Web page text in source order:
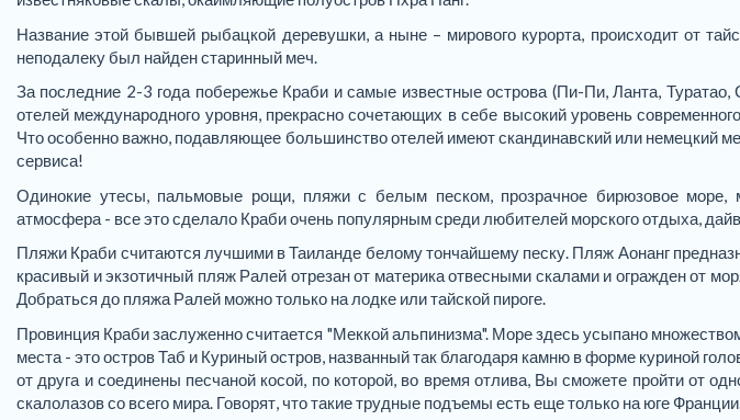
Название этой бывшей рыбацкой деревушки, а ныне – мирового курорта, происходит от
неподалеку был найден старинный меч.
За последние 2-3 года побережье Краби и самые известные острова (Пи-Пи, Ланта,
отелей международного уровня, прекрасно сочетающих в себе высокий уровень
Что особенно важно, подавляющее большинство отелей имеют скандинавский или немецкий
сервиса!
Одинокие утесы, пальмовые рощи, пляжи с белым песком, прозрачное бирюзовое море,
атмосфера - все это сделало Краби очень популярным среди любителей морского отдыха,
Пляжи Краби считаются лучшими в Таиланде белому тончайшему песку. Пляж Аонанг
красивый и экзотичный пляж Ралей отрезан от материка отвесными скалами и огражден от
Добраться до пляжа Ралей можно только на лодке или тайской пироге.
Провинция Краби заслуженно считается "Меккой альпинизма". Море здесь усыпано
места - это остров Таб и Куриный остров, названный так благодаря камню в форме куриной
от друга и соединены песчаной косой, по которой, во время отлива, Вы сможете пройти от
скалолазов со всего мира. Говорят, что такие трудные подъемы есть еще только на юге Франции.